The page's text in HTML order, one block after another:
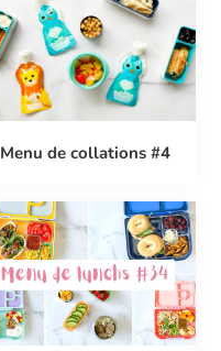
Menu de collations #4